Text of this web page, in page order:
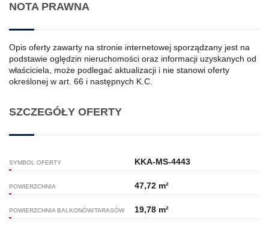
NOTA PRAWNA
Opis oferty zawarty na stronie internetowej sporządzany jest na
podstawie oględzin nieruchomości oraz informacji uzyskanych od
właściciela, może podlegać aktualizacji i nie stanowi oferty
określonej w art. 66 i następnych K.C.
SZCZEGÓŁY OFERTY
SYMBOL OFERTY KKA-MS-4443
POWIERZCHNIA 47,72 m²
POWIERZCHNIA BALKONÓW/TARASÓW 19,78 m²